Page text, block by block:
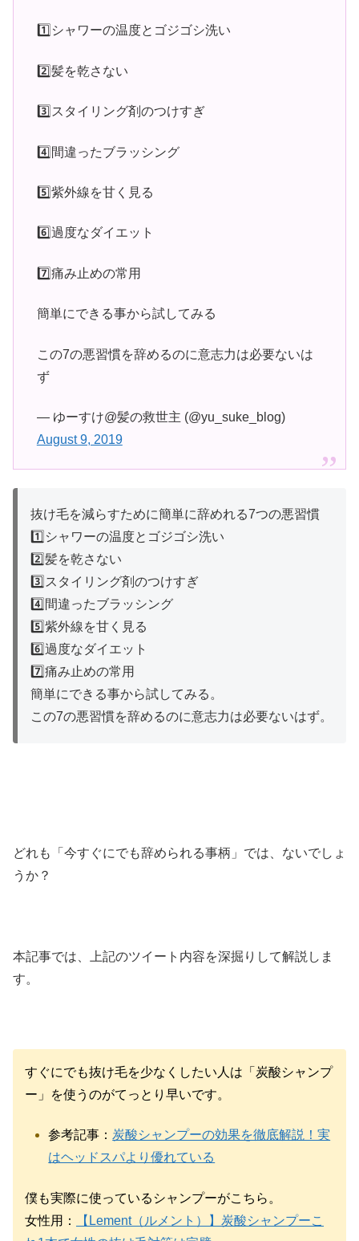
1️⃣シャワーの温度とゴジゴシ洗い
2️⃣髪を乾さない
3️⃣スタイリング剤のつけすぎ
4️⃣間違ったブラッシング
5️⃣紫外線を甘く見る
6️⃣過度なダイエット
7️⃣痛み止めの常用
簡単にできる事から試してみる
この7の悪習慣を辞めるのに意志力は必要ないは
ず
— ゆーすけ@髪の救世主 (@yu_suke_blog)
August 9, 2019
抜け毛を減らすために簡単に辞めれる7つの悪習慣
1️⃣シャワーの温度とゴジゴシ洗い
2️⃣髪を乾さない
3️⃣スタイリング剤のつけすぎ
4️⃣間違ったブラッシング
5️⃣紫外線を甘く見る
6️⃣過度なダイエット
7️⃣痛み止めの常用
簡単にできる事から試してみる。
この7の悪習慣を辞めるのに意志力は必要ないはず。
どれも「今すぐにでも辞められる事柄」では、ないでしょ
うか？
本記事では、上記のツイート内容を深掘りして解説しま
す。
すぐにでも抜け毛を少なくしたい人は「炭酸シャンプ
ー」を使うのがてっとり早いです。
参考記事： 炭酸シャンプーの効果を徹底解説！実
はヘッドスパより優れている
僕も実際に使っているシャンプーがこちら。
女性用：
【Lement（ルメント）】炭酸シャンプーこ